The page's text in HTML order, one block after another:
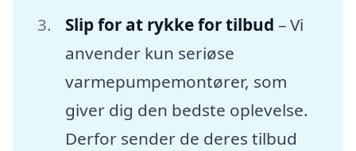
Slip for at rykke for tilbud – Vi
anvender kun seriøse
varmepumpemontører, som
giver dig den bedste oplevelse.
Derfor sender de deres tilbud